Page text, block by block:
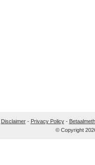
Disclaimer- Privacy Policy-
© Copyright